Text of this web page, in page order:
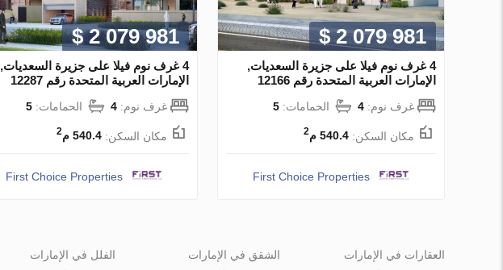
$ 2 079 981
4 غرف نوم فيلا على جزيرة السعديات,
الإمارات العربية المتحدة رقم 12166
غرف نوم: 4 الحمامات: 5
مكان السكن: 540.4 م 2
First Choice Properties
$ 2 079 981
4 غرف نوم فيلا على جزيرة السعديات,
الإمارات العربية المتحدة رقم 12287
غرف نوم: 4 الحمامات: 5
مكان السكن: 540.4 م 2
First Choice Properties
العقارات في الإمارات
الشقق في الإمارات
الفلل في الإمارات